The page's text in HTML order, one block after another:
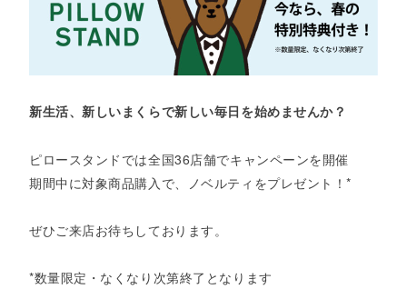
新生活、新しいまくらで新しい毎日を始めませんか？
ピロースタンドでは全国36店舗でキャンペーンを開催
期間中に対象商品購入で、ノベルティをプレゼント！*
ぜひご来店お待ちしております。
*数量限定・なくなり次第終了となります